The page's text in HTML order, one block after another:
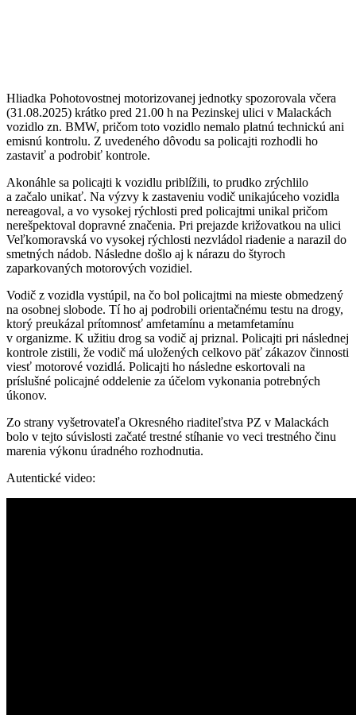
Hliadka Pohotovostnej motorizovanej jednotky spozorovala včera
(31.08.2025) krátko pred 21.00 h na Pezinskej ulici v Malackách
vozidlo zn. BMW, pričom toto vozidlo nemalo platnú technickú ani
emisnú kontrolu. Z uvedeného dôvodu sa policajti rozhodli ho
zastaviť a podrobiť kontrole.
Akonáhle sa policajti k vozidlu priblížili, to prudko zrýchlilo
a začalo unikať. Na výzvy k zastaveniu vodič unikajúceho vozidla
nereagoval, a vo vysokej rýchlosti pred policajtmi unikal pričom
nerešpektoval dopravné značenia. Pri prejazde križovatkou na ulici
Veľkomoravská vo vysokej rýchlosti nezvládol riadenie a narazil do
smetných nádob. Následne došlo aj k nárazu do štyroch
zaparkovaných motorových vozidiel.
Vodič z vozidla vystúpil, na čo bol policajtmi na mieste obmedzený
na osobnej slobode. Tí ho aj podrobili orientačnému testu na drogy,
ktorý preukázal prítomnosť amfetamínu a metamfetamínu
v organizme. K užitiu drog sa vodič aj priznal. Policajti pri následnej
kontrole zistili, že vodič má uložených celkovo päť zákazov činnosti
viesť motorové vozidlá. Policajti ho následne eskortovali na
príslušné policajné oddelenie za účelom vykonania potrebných
úkonov.
Zo strany vyšetrovateľa Okresného riaditeľstva PZ v Malackách
bolo v tejto súvislosti začaté trestné stíhanie vo veci trestného činu
marenia výkonu úradného rozhodnutia.
Autentické video: